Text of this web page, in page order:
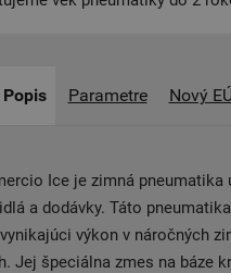
Popis Parametre Nový
Ice je zimná pneumatika
a dodávky. Táto
výkon v náročných
Jej špeciálna zmes na báze